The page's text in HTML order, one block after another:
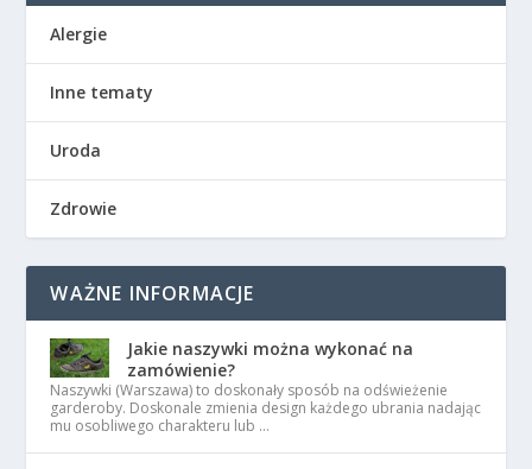
Alergie
Inne tematy
Uroda
Zdrowie
WAŻNE INFORMACJE
Jakie naszywki można wykonać na
zamówienie?
Naszywki (Warszawa) to doskonały sposób na odświeżenie
garderoby. Doskonale zmienia design każdego ubrania nadając
mu osobliwego charakteru lub …